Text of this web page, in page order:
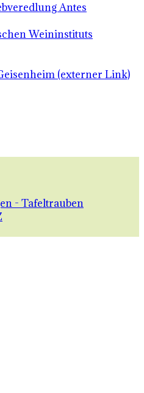
Antes
Weininstituts
(externer Link)
- Tafeltrauben